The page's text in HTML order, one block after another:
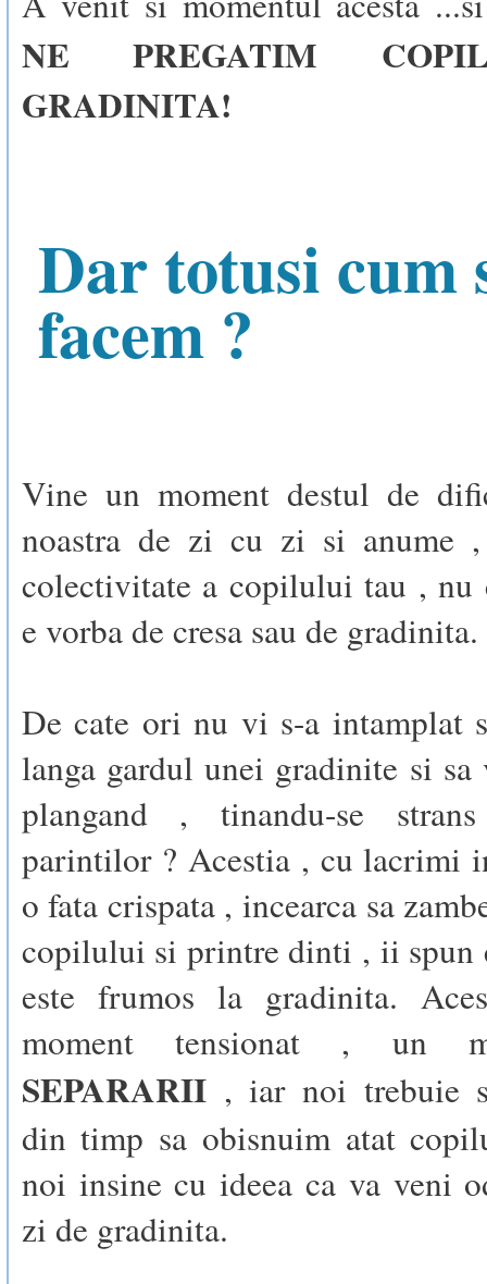
NE PREGATIM
GRADINITA!
Dar totusi cum
facem ?
Vine un moment destul de
noastra de zi cu zi si anume
colectivitate a copilului tau , nu
e vorba de cresa sau de gradinita.
De cate ori nu vi s-a intamplat
langa gardul unei gradinite si
plangand , tinandu-se
parintilor ? Acestia , cu lacrimi
o fata crispata , incearca sa
copilului si printre dinti , ii spun
este frumos la gradinita.
moment tensionat , un
SEPARARII, iar noi trebuie
din timp sa obisnuim atat
noi insine cu ideea ca va veni
zi de gradinita.